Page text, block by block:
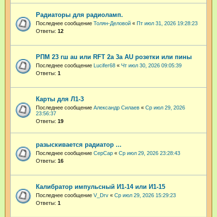
Радиаторы для радиоламп.
Последнее сообщение Толян-Деловой « Пт июл 31, 2026 19:28:23
Ответы: 12
РПМ 23 гш au или RFT 2a 3a AU розетки или пины
Последнее сообщение Lucifer68 « Чт июл 30, 2026 09:05:39
Ответы: 1
Карты для Л1-3
Последнее сообщение Александр Силаев « Ср июл 29, 2026
23:56:37
Ответы: 19
разыскивается радиатор ...
Последнее сообщение СерСар « Ср июл 29, 2026 23:28:43
Ответы: 16
Калибратор импульсный И1-14 или И1-15
Последнее сообщение V_Drv « Ср июл 29, 2026 15:29:23
Ответы: 1